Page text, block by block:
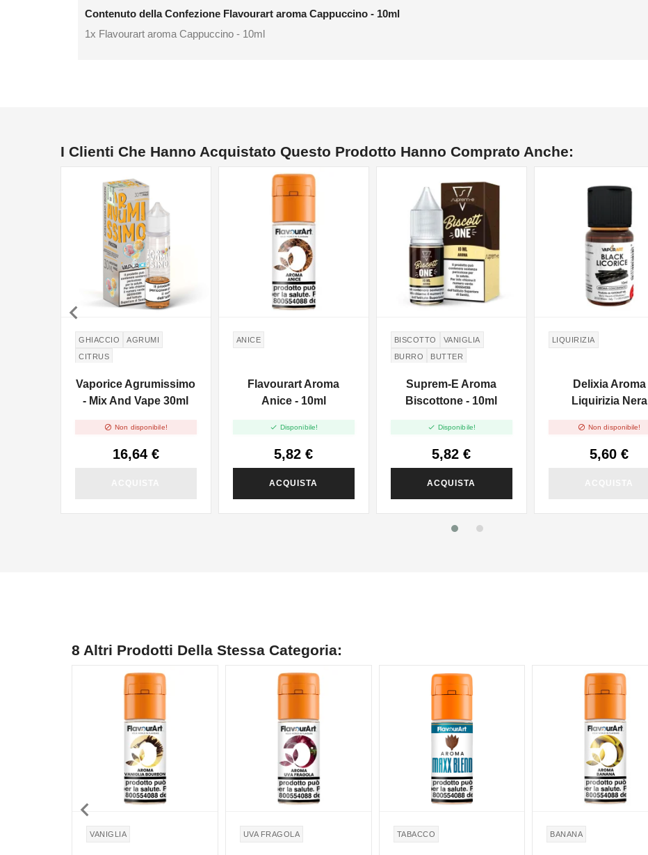
Contenuto della Confezione Flavourart aroma Cappuccino - 10ml
1x Flavourart aroma Cappuccino - 10ml
I Clienti Che Hanno Acquistato Questo Prodotto Hanno Comprato Anche:
GHIACCIO
AGRUMI
CITRUS
Vaporice Agrumissimo
- Mix And Vape 30ml
 Non disponibile!
16,64 €
NON DISPONIBILE
ANICE
Flavourart Aroma
Anice - 10ml
 Disponibile!
5,82 €
ACQUISTA
BISCOTTO
VANIGLIA
BURRO
BUTTER
Suprem-E Aroma
Biscottone - 10ml
 Disponibile!
5,82 €
ACQUISTA
LIQUIRIZIA
Delixia Aroma
Liquirizia Nera
 Non disponibile!
5,60 €
NON DISPONIBILE

8 Altri Prodotti Della Stessa Categoria:
VANIGLIA UVA FRAGOLA TABACCO
NON DISPONIBILE
BANANA
